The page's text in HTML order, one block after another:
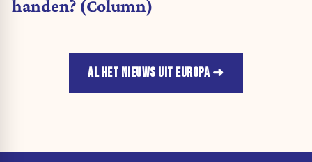
handen? (Column)
AL HET NIEUWS UIT EUROPA